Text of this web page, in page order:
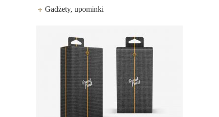
Gadżety, upominki